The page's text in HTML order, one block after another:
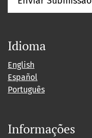
Idioma
English
Español
Português
Informações